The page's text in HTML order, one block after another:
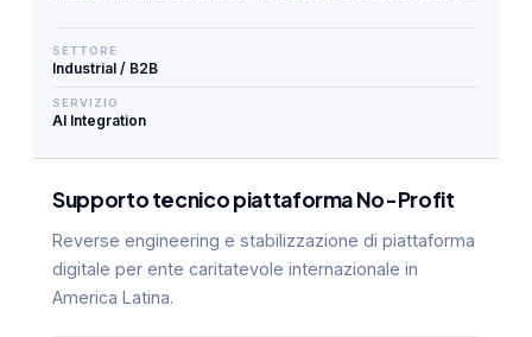
SETTORE
Industrial / B2B
SERVIZIO
AI Integration
Supporto tecnico piattaforma No-Profit
Reverse engineering e stabilizzazione di piattaforma
digitale per ente caritatevole internazionale in
America Latina.